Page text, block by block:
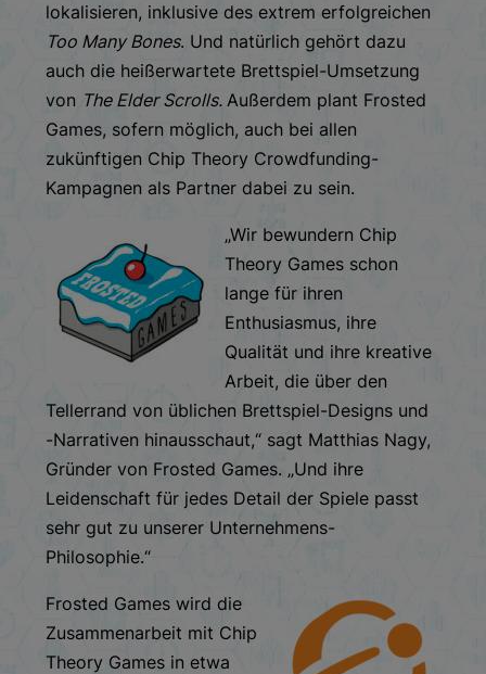
lokalisieren, inklusive des extrem erfolgreichen
Too Many Bones. Und natürlich gehört dazu
auch die heißerwartete Brettspiel-Umsetzung
von The Elder Scrolls.Außerdem plant Frosted
Games, sofern möglich, auch bei allen
zukünftigen Chip Theory Crowdfunding-
Kampagnen als Partner dabei zu sein.
„Wir bewundern Chip
Theory Games schon
lange für ihren
Enthusiasmus, ihre
Qualität und ihre kreative
Arbeit, die über den
Tellerrand von üblichen Brettspiel-Designs und
-Narrativen hinausschaut,“ sagt Matthias Nagy,
Gründer von Frosted Games. „Und ihre
Leidenschaft für jedes Detail der Spiele passt
sehr gut zu unserer Unternehmens-
Philosophie.“
Frosted Games wird die
Zusammenarbeit mit Chip
Theory Games in etwa